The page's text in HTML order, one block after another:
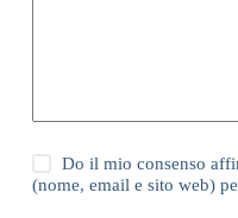
Do il mio consenso
(nome, email e sito web)